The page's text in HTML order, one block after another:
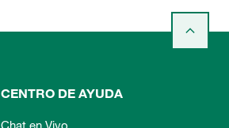
CENTRO DE AYUDA
Chat en Vivo